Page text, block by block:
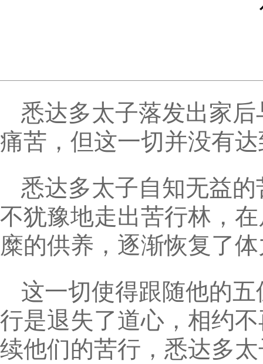
悉达多太子落发出家
痛苦，但这一切并没有
悉达多太子自知无益
不犹豫地走出苦行林，
糜的供养，逐渐恢复了
这一切使得跟随他的
行是退失了道心，相约
续他们的苦行，悉达多